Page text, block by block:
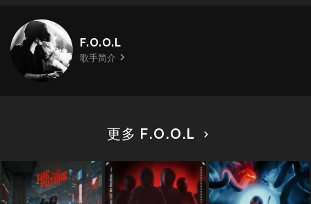
F.O.O.L
歌手简介
更多 F.O.O.L